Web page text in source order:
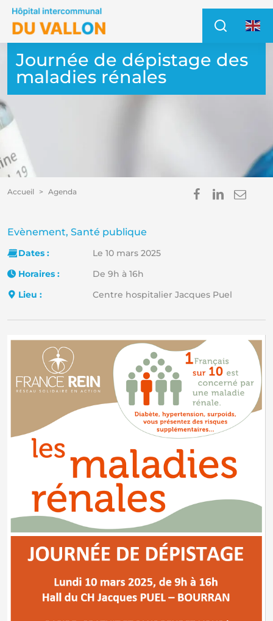
Accéder au contenu
Accéder au menu
Journée de dépistage des
maladies rénales
Accueil Agenda Partager
Catégorie :
Evènement, Santé publique
Dates :
Le 10 mars 2025
Horaires :
De 9h à 16h
Lieu :
Centre hospitalier Jacques Puel